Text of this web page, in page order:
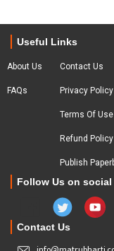
Useful Links
About Us
FAQs
Contact Us
Privacy Policy
Terms Of Use
Refund Policy
Publish
Follow Us on social
Contact Us